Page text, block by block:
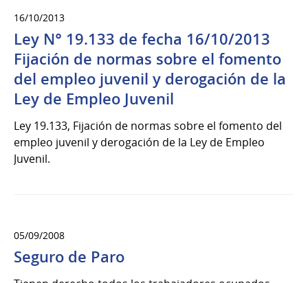
16/10/2013
Ley N° 19.133 de fecha 16/10/2013
Fijación de normas sobre el fomento
del empleo juvenil y derogación de la
Ley de Empleo Juvenil
Ley 19.133, Fijación de normas sobre el fomento del
empleo juvenil y derogación de la Ley de Empleo
Juvenil.
05/09/2008
Seguro de Paro